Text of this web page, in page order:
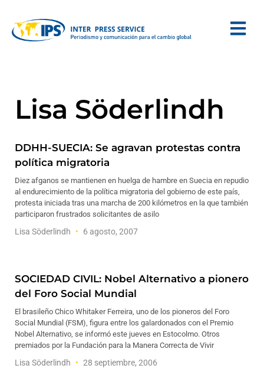
Lisa Söderlindh
DDHH-SUECIA: Se agravan protestas contra
política migratoria
Diez afganos se mantienen en huelga de hambre en Suecia en repudio
al endurecimiento de la política migratoria del gobierno de este país,
protesta iniciada tras una marcha de 200 kilómetros en la que también
participaron frustrados solicitantes de asilo
Lisa Söderlindh 6 agosto, 2007
SOCIEDAD CIVIL: Nobel Alternativo a pionero
del Foro Social Mundial
El brasileño Chico Whitaker Ferreira, uno de los pioneros del Foro
Social Mundial (FSM), figura entre los galardonados con el Premio
Nobel Alternativo, se informó este jueves en Estocolmo. Otros
premiados por la Fundación para la Manera Correcta de Vivir
Lisa Söderlindh 28 septiembre, 2006